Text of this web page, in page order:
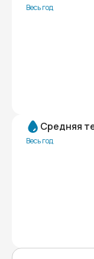
Весь год
Средняя
Весь год